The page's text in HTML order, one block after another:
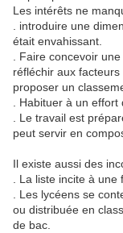
Les intérêts ne
. introduire une
était envahissant.
. Faire concevoir
réfléchir aux
proposer un
. Habituer à un effort
. Le travail est
peut servir en
Il existe aussi des
. La liste incite à
. Les lycéens se
ou distribuée en
de bac.